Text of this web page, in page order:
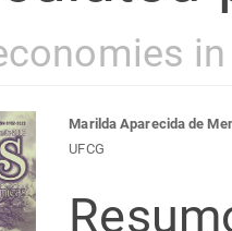
do
Marilda Aparecida de
UFCG